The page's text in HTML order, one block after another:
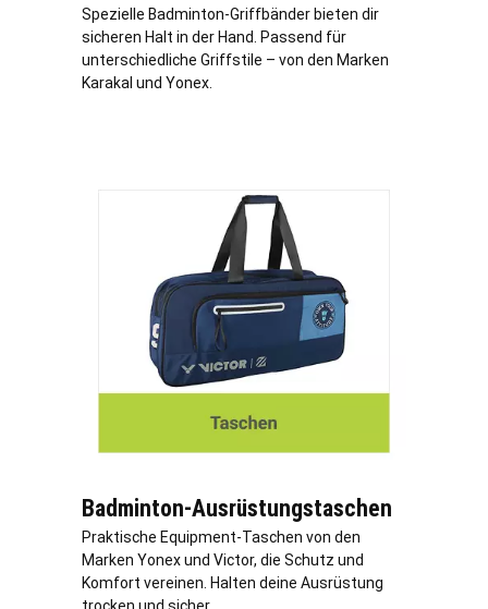
Spezielle Badminton-Griffbänder bieten dir
sicheren Halt in der Hand. Passend für
unterschiedliche Griffstile – von den Marken
Karakal und Yonex.
Badminton-Ausrüstungstaschen
Praktische Equipment-Taschen von den
Marken Yonex und Victor, die Schutz und
Komfort vereinen. Halten deine Ausrüstung